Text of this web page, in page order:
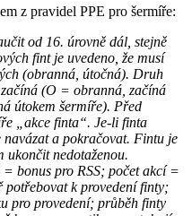
z pravidel PPE pro šermíře:
od 16. úrovně dál, stejně
fint je uvedeno, že musí
(obranná, útočná). Druh
(O = obranná, začíná
útokem šermíře). Před
„akce finta“. Je-li finta
navázat a pokračovat. Fintu je
ukončit nedotaženou.
bonus pro RSS; počet akcí =
potřebovat k provedení finty;
pro provedení; průběh finty